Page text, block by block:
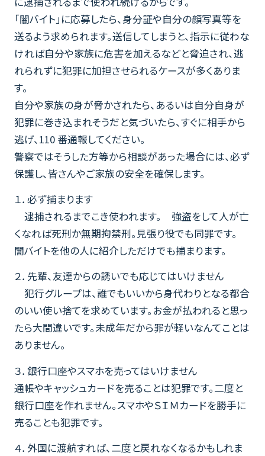
「闇バイト」に応募したら、身分証や自分の顔写真等を
送るよう求められます。送信してしまうと、指示に従わな
ければ自分や家族に危害を加えるなどと脅迫され、逃
れられずに犯罪に加担させられるケースが多くありま
す。
自分や家族の身が脅かされたら、あるいは自分自身が
犯罪に巻き込まれそうだと気づいたら、すぐに相手から
逃げ、110 番通報してください。
警察ではそうした方等から相談があった場合には、必ず
保護し、皆さんやご家族の安全を確保します。
１．必ず捕まります
逮捕されるまでこき使われます。 強盗をして人が亡
くなれば死刑か無期拘禁刑。見張り役でも同罪です。
闇バイトを他の人に紹介しただけでも捕まります。
２．先輩、友達からの誘いでも応じてはいけません
犯行グループは、誰でもいいから身代わりとなる都合
のいい使い捨てを求めています。お金が払われると思っ
たら大間違いです。未成年だから罪が軽いなんてことは
ありません。
３．銀行口座やスマホを売ってはいけません
通帳やキャッシュカードを売ることは犯罪です。二度と
銀行口座を作れません。スマホやＳＩＭカードを勝手に
売ることも犯罪です。
４．外国に渡航すれば、二度と戻れなくなるかもしれま